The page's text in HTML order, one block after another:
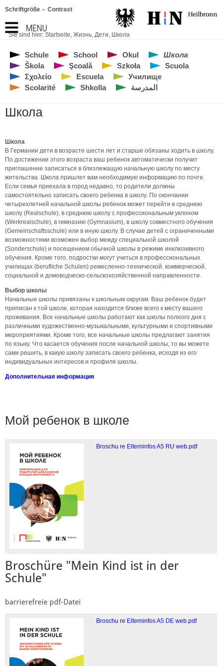
MENU
Schriftgröße Contrast
Sie sind hier: Startseite, Жизнь, Дети, Школа
Schule School Okul
Школа
Škola
Şcoală Szkoła
Scuola
Σχολείο
Escuela
Училище
Scolarité
Shkolla المدرسة
Школа
Школа
В Германии дети в возрасте шести лет и старше обязаны ходить в школу.
По достижении этого возраста ваш ребенок автоматически получит
приглашение записаться в близлежащую начальную школу по месту
жительства. Школа пришлет вам необходимую информацию по почте.
Если семья приехала в город недавно, то родители должны
самостоятельно записать своего ребенка в школу. По окончании
четырехлетней начальной школы ребенок может перейти в среднюю
школу (Realschule), в среднюю школу с профессиональным уклоном
(Werkrealschule), в гимназию (Gymnasium), в школу совместного обучения
(Gemeinschaftsschule) или в иную школу. В случае детей с ограниченными
возможностями возможен выбор между специальной школой
(Sonderschule) и посещением обычной школы в режиме инклюзивного
обучения. Кроме того, подростки могут учиться в профессиональных
училищах (berufliche Schulen) ремесленно-технической, коммерческой,
социальной и домоводческо-сельскохозяйственной направленности.
Выбор школы
Начальные школы привязаны к школьным округам. Ваш ребенок будет
приписан к той школе, которая находится ближе всего к месту вашего
проживания. Все начальные школы работают как школы полного дня с
различными художественно-музыкальными, культурными и спортивными
мероприятиями. Кроме того, все начальные школы предлагают занятия
по языку. Что касается обучения после начальной школы, то вы можете
сами решить, в какую школу записать своего ребенка, исходя из его
индивидуальных интересов и профиля школы.
Дополнительная информация
Мой ребенок в школе
Broschu re Elterninfos A5 RU web.pdf
Broschüre "Mein Kind ist in der
Schule"
barrierefreie pdf-Datei
Broschu re Elterninfos A5 DE web.pdf